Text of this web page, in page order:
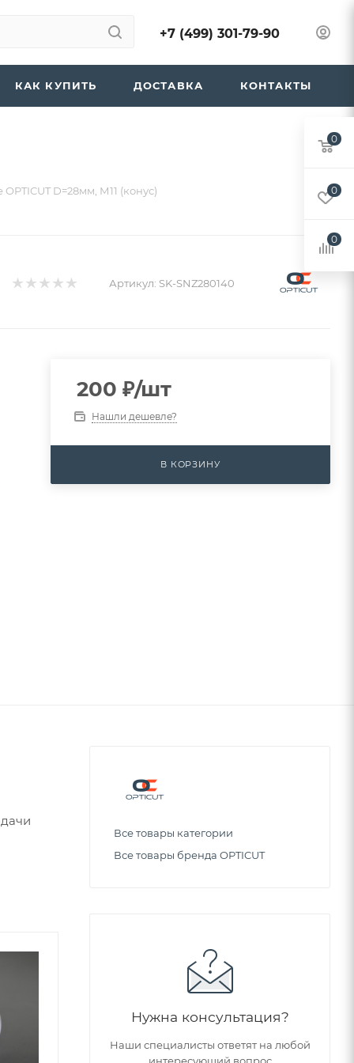
+7 (499) 301-79-90
КАК КУПИТЬ ДОСТАВКА КОНТАКТЫ
D=28мм, М11 (конус)
Артикул: SK-SNZ280140
200 ₽/шт
Нашли дешевле?
В КОРЗИНУ
Все товары категории
Все товары бренда OPTICUT
Нужна консультация?
Наши специалисты ответят на любой
0
0
0